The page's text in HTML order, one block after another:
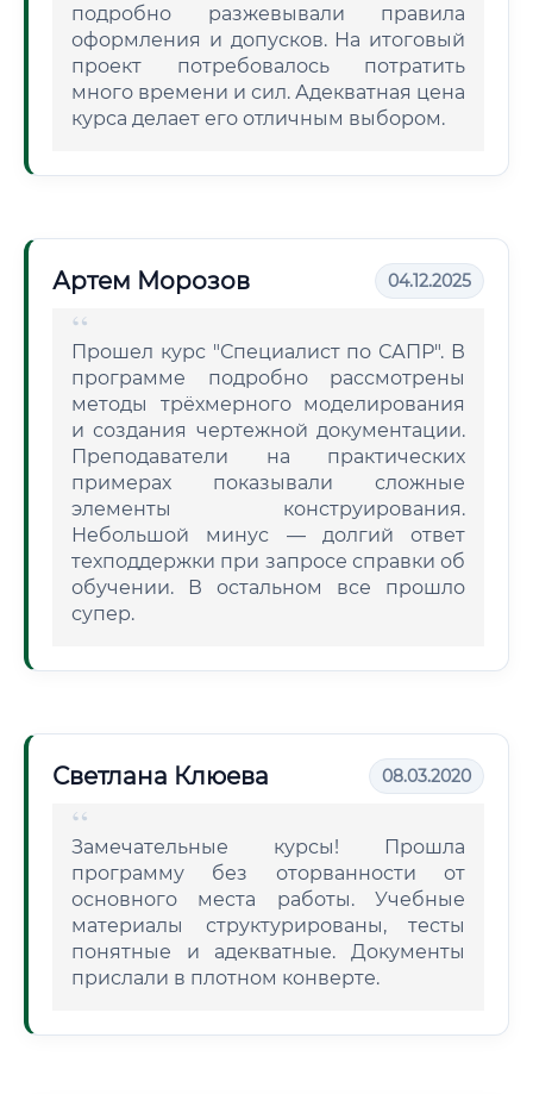
подробно разжевывали правила
оформления и допусков. На итоговый
проект потребовалось потратить
много времени и сил. Адекватная цена
курса делает его отличным выбором.
Артем Морозов 04.12.2025
Прошел курс "Специалист по САПР". В
программе подробно рассмотрены
методы трёхмерного моделирования
и создания чертежной документации.
Преподаватели на практических
примерах показывали сложные
элементы конструирования.
Небольшой минус — долгий ответ
техподдержки при запросе справки об
обучении. В остальном все прошло
супер.
Светлана Клюева 08.03.2020
Замечательные курсы! Прошла
программу без оторванности от
основного места работы. Учебные
материалы структурированы, тесты
понятные и адекватные. Документы
прислали в плотном конверте.